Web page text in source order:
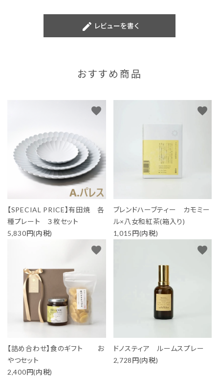
create レビューを書く
おすすめ商品
【SPECIAL PRICE】有田焼 各
種プレート ３枚セット
5,830円(内税)
favorite
ブレンドハーブティー カモミー
ル×八女和紅茶(箱入り)
1,015円(内税)
favorite
【詰め合わせ】食のギフト お
やつセット
2,400円(内税)
favorite
ドノスティア ルームスプレー
2,728円(内税)
favorite